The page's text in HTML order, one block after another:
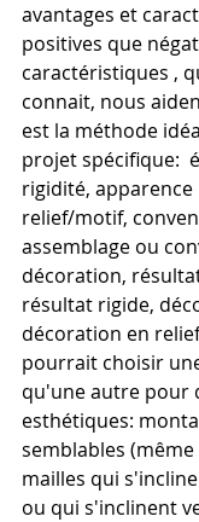
avantages et
positives que
caractéristiques ,
connait, nous
est la méthode
projet spécifique:
rigidité,
relief/motif,
assemblage ou
décoration,
résultat rigide,
décoration en
pourrait choisir
qu'une autre pour
esthétiques:
semblables
mailles qui
ou qui s'inclinent